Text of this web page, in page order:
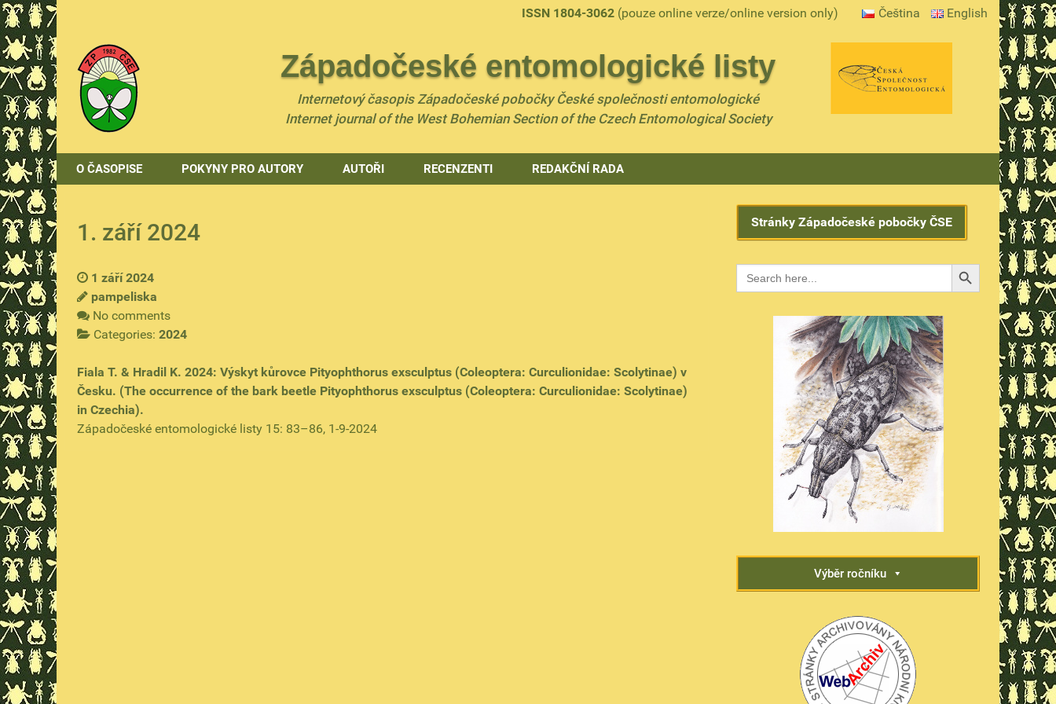
ISSN 1804-3062 (pouze online verze/online version only) Čeština English
Západočeské entomologické listy
Internetový časopis Západočeské pobočky České společnosti entomologické
Internet journal of the West Bohemian Section of the Czech Entomological Society
O ČASOPISE POKYNY PRO AUTORY AUTOŘI RECENZENTI REDAKČNÍ RADA
1. září 2024
1 září 2024
pampeliska
No comments
Categories: 2024
Fiala T. & Hradil K. 2024: Výskyt kůrovce Pityophthorus exsculptus (Coleoptera: Curculionidae: Scolytinae) v
Česku. (The occurrence of the bark beetle Pityophthorus exsculptus (Coleoptera: Curculionidae: Scolytinae)
in Czechia).
Západočeské entomologické listy 15: 83–86, 1-9-2024
Stránky Západočeské pobočky ČSE
Search
for:
Search Button
Výběr ročníku